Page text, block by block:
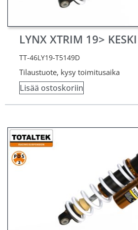
LYNX XTRIM 19> KESKI
TT-46LY19-T5149D
Tilaustuote, kysy toimitusaika
Lisää ostoskoriin